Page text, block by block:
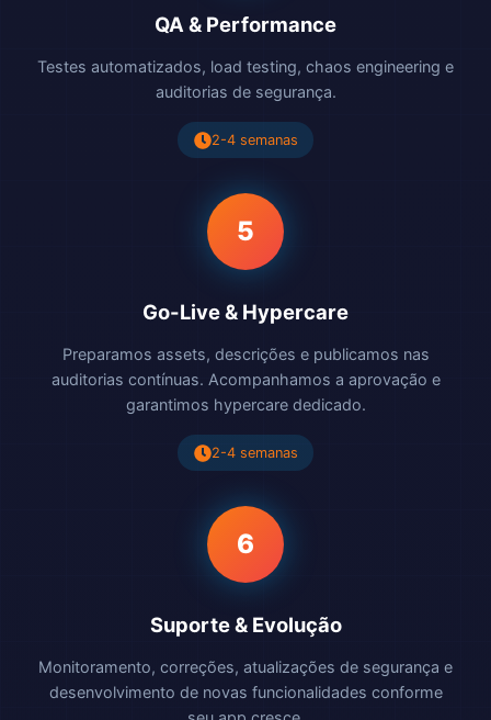
QA & Performance
Testes automatizados, load testing, chaos engineering e
auditorias de segurança.
2-4 semanas
5
Go-Live & Hypercare
Preparamos assets, descrições e publicamos nas
auditorias contínuas. Acompanhamos a aprovação e
garantimos hypercare dedicado.
2-4 semanas
6
Suporte & Evolução
Monitoramento, correções, atualizações de segurança e
desenvolvimento de novas funcionalidades conforme